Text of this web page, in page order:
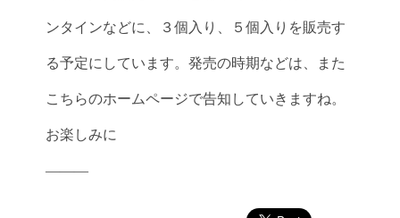
ンタインなどに、３個入り、５個入りを販売す
る予定にしています。発売の時期などは、また
こちらのホームページで告知していきますね。
お楽しみに
———